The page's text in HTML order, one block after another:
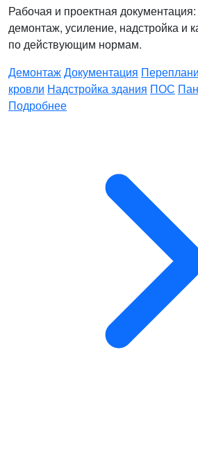
Рабочая и проектная
демонтаж, усиление, надстройка и
по действующим нормам.
ДемонтажДокументация
кровли Надстройка здания ПОС
Подробнее